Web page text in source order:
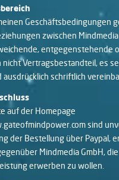
Geschäftsbedingungen
zwischen
entgegenstehende
nicht Vertragsbestandteil, es
ausdrücklich schriftlich
auf der Homepage
sind
der Bestellung über Paypal,
Mindmedia GmbH,
erwerben zu wollen.